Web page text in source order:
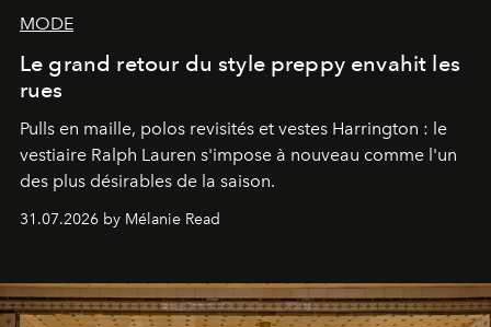
MODE
Le grand retour du style preppy envahit les
rues
Pulls en maille, polos revisités et vestes Harrington : le
vestiaire Ralph Lauren s'impose à nouveau comme l'un
des plus désirables de la saison.
31.07.2026 by Mélanie Read